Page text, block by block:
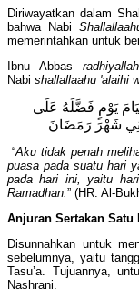
Diriwayatkan dalam
bahwa Nabi
memerintahkan untuk
Ibnu Abbas
Nabi shallallaahu 'alaihi
يَوْمٍ فَضَّلَهُ عَلَى
شَهْرَ رَمَضَانَ
“Aku tidak penah
puasa pada suatu hari
pada hari ini, yaitu
Ramadhan.” (HR. Al-
Anjuran Sertakan Satu
Disunnahkan untuk
sebelumnya, yaitu
Tasu’a. Tujuannya,
Nashrani.